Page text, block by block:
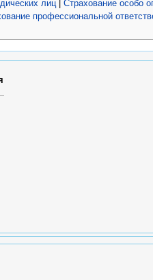
лиц Страхование особо
профессиональной